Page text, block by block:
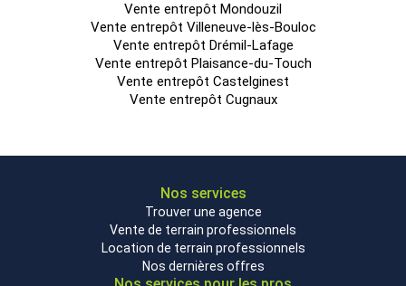
Vente entrepôt Mondouzil
Vente entrepôt Villeneuve-lès-Bouloc
Vente entrepôt Drémil-Lafage
Vente entrepôt Plaisance-du-Touch
Vente entrepôt Castelginest
Vente entrepôt Cugnaux
Nos services
Trouver une agence
Vente de terrain professionnels
Location de terrain professionnels
Nos dernières offres